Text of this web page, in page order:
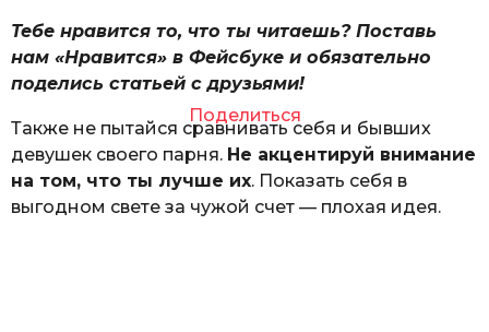
Тебе нравится то, что ты читаешь? Поставь
нам «Нравится» в Фейсбуке и обязательно
поделись статьей с друзьями!
Поделиться
Также не пытайся сравнивать себя и бывших
девушек своего парня. Не акцентируй внимание
на том, что ты лучше их. Показать себя в
выгодном свете за чужой счет — плохая идея.